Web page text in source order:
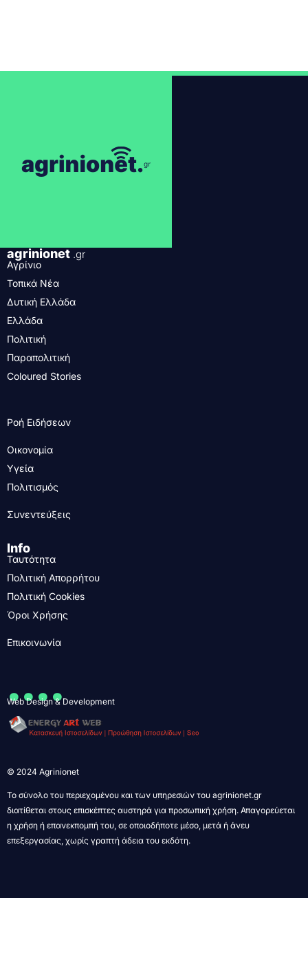
agrinionet .gr
Αγρίνιο
Τοπικά Νέα
Δυτική Ελλάδα
Ελλάδα
Πολιτική
Παραπολιτική
Coloured Stories
Ροή Ειδήσεων
Οικονομία
Υγεία
Πολιτισμός
Συνεντεύξεις
Info
Ταυτότητα
Πολιτική Απορρήτου
Πολιτική Cookies
Όροι Χρήσης
Επικοινωνία
....
Web Design & Development
© 2024 Agrinionet
Το σύνολο του περιεχομένου και των υπηρεσιών του agrinionet.gr
διατίθεται στους επισκέπτες αυστηρά για προσωπική χρήση. Απαγορεύεται
η χρήση ή επανεκπομπή του, σε οποιοδήποτε μέσο, μετά ή άνευ
επεξεργασίας, χωρίς γραπτή άδεια του εκδότη.